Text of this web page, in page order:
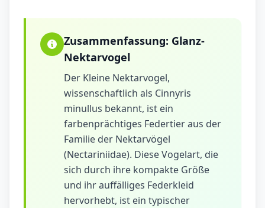
Zusammenfassung: Glanz-
Nektarvogel
Der Kleine Nektarvogel,
wissenschaftlich als Cinnyris
minullus bekannt, ist ein
farbenprächtiges Federtier aus der
Familie der Nektarvögel
(Nectariniidae). Diese Vogelart, die
sich durch ihre kompakte Größe
und ihr auffälliges Federkleid
hervorhebt, ist ein typischer